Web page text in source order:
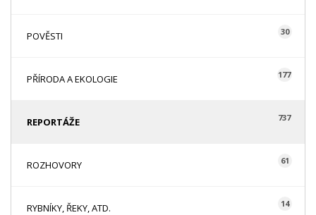
POVĚSTI 30
PŘÍRODA A EKOLOGIE 177
REPORTÁŽE 737
ROZHOVORY 61
RYBNÍKY, ŘEKY, ATD. 14